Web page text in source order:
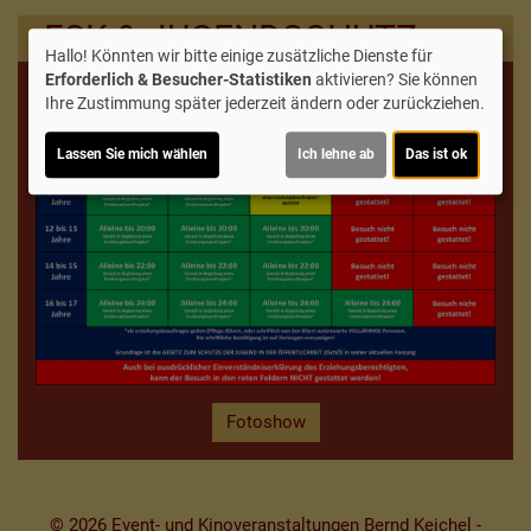
FSK & JUGENDSCHUTZ
Fotoshow
© 2026 Event- und Kinoveranstaltungen Bernd Keichel -
Hallo! Könnten wir bitte einige zusätzliche Dienste für
Erforderlich & Besucher-Statistiken aktivieren? Sie können
Ihre Zustimmung später jederzeit ändern oder zurückziehen.
Lassen Sie mich wählen Ich lehne ab Das ist ok